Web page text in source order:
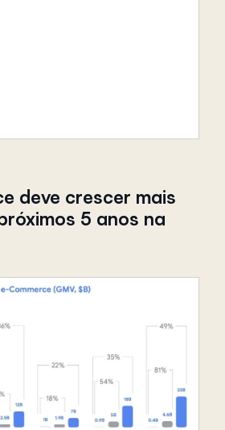
deve crescer mais
5 anos na